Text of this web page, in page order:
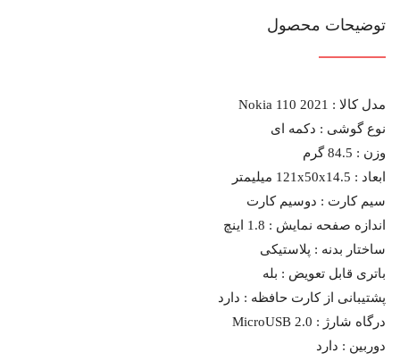
توضیحات محصول
مدل کالا : Nokia 110 2021
نوع گوشی : دکمه ای
وزن : 84.5 گرم
ابعاد : 121x50x14.5 میلیمتر
سیم کارت : دوسیم کارت
اندازه صفحه نمایش : 1.8 اینچ
ساختار بدنه : پلاستیکی
باتری قابل تعویض : بله
پشتیبانی از کارت حافظه : دارد
درگاه شارژ : MicroUSB 2.0
دوربین : دارد